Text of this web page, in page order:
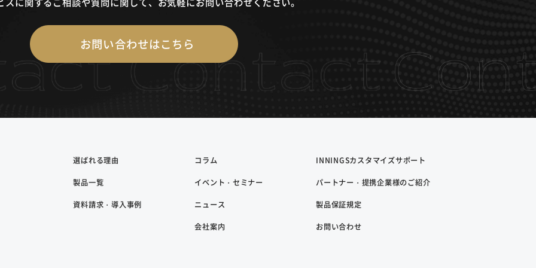
お問い合わせはこちら
選ばれる理由
製品一覧
資料請求・導入事例
コラム
イベント・セミナー
ニュース
会社案内
INNINGSカスタマイズサポート
パートナー・ 提携企業様のご紹介
製品保証規定
お問い合わせ